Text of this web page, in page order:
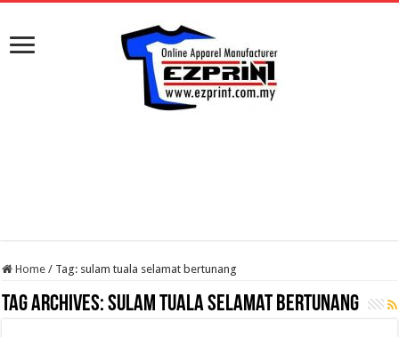
Home / Tag: sulam tuala selamat bertunang
Tag Archives:sulam tuala selamat bertunang